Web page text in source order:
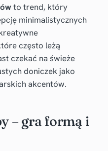
to trend, który
minimalistycznych
często leżą
czekać na świeże
doniczek jako
akcentów.
– gra formą i